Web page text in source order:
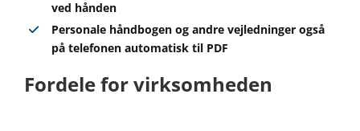
ved hånden
Personale håndbogen og andre vejledninger også
på telefonen automatisk til PDF
Fordele for virksomheden